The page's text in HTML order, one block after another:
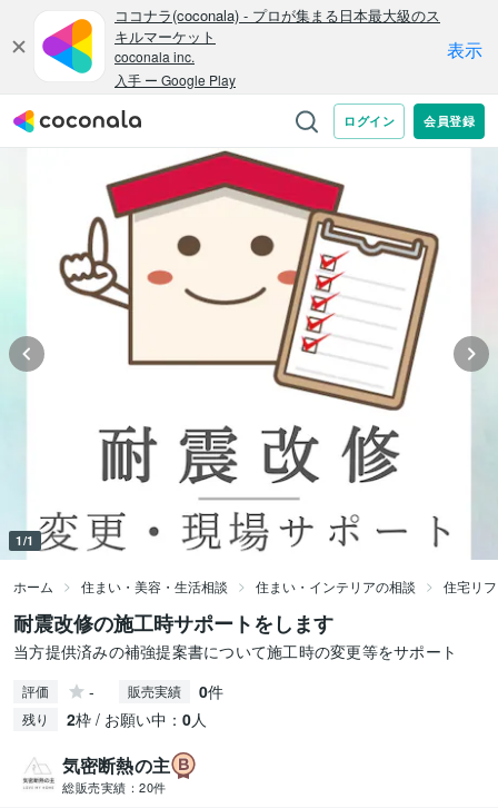
1/1
ホーム 住まい・美容・生活相談 住まい・インテリアの相談 住宅リ
耐震改修の施工時サポートをします
当方提供済みの補強提案書について施工時の変更等をサポート
評価 - 販売実績 0件
残り 2枠 / お願い中： 0人
気密断熱の主
総販売実績： 20件